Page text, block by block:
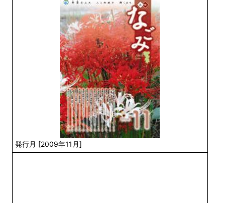
発行月 [2009年11月]